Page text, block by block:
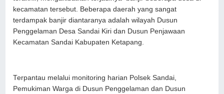
kecamatan tersebut. Beberapa daerah yang sangat
terdampak banjir diantaranya adalah wilayah Dusun
Penggelaman Desa Sandai Kiri dan Dusun Penjawaan
Kecamatan Sandai Kabupaten Ketapang.
Terpantau melalui monitoring harian Polsek Sandai,
Pemukiman Warga di Dusun Penggelaman dan Dusun